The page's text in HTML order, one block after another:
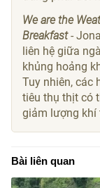
We are the
Breakfast-
liên hệ giữa
khủng hoảng
Tuy nhiên, các
tiêu thụ thịt có
giảm lượng khí
Bài liên quan